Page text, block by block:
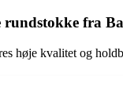
rundstokke fra
høje kvalitet og